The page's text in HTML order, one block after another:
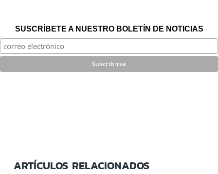
SUSCRÍBETE A NUESTRO BOLETÍN DE NOTICIAS
ARTÍCULOS RELACIONADOS